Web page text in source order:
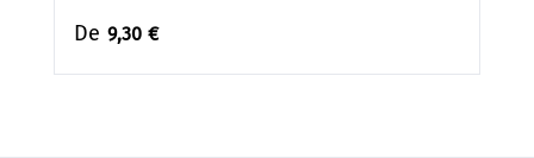
De 9,30 €